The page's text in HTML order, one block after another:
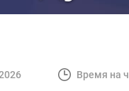
Время на